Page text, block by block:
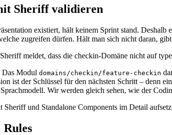
Sheriff validieren
existiert, hält keinem Sprint stand.
zugreifen dürfen. Hält man sich nicht daran,
Modul domains/checkin/feature-checkin
ist der Schlüssel für den nächsten Schritt – denn
Wir werden gleich sehen, wie der
und Standalone Components im Detail